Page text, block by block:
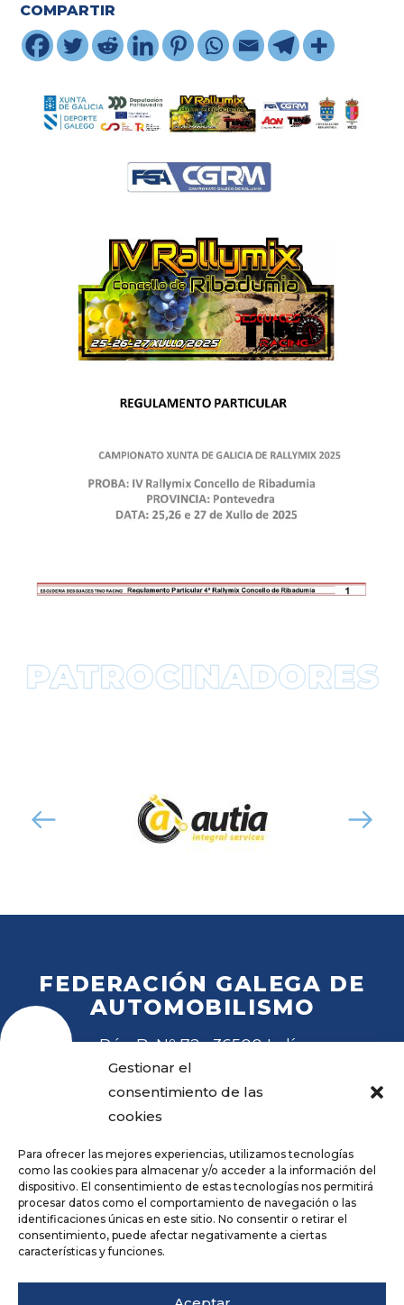
Gestionar el
consentimiento de las
cookies
Para ofrecer las mejores experiencias, utilizamos tecnologías
como las cookies para almacenar y/o acceder a la información del
dispositivo. El consentimiento de estas tecnologías nos permitirá
procesar datos como el comportamiento de navegación o las
identificaciones únicas en este sitio. No consentir o retirar el
consentimiento, puede afectar negativamente a ciertas
características y funciones.
COMPARTIR
FEDERACIÓN GALEGA DE
AUTOMOBILISMO
Rúa B, Nº 72 · 36500 Lalín
Tel. 988 27 28 41
Emailfga@fga.es
Hora local:
Repositorio
Aviso legal